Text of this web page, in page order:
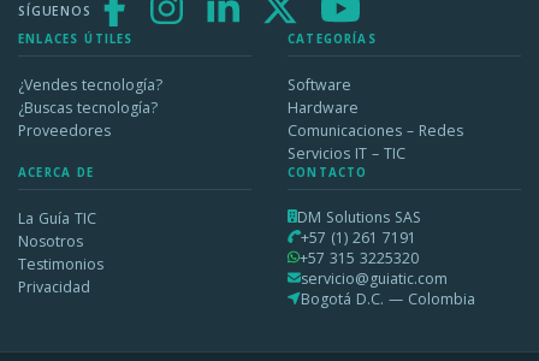
SÍGUENOS
ENLACES ÚTILES
¿Vendes tecnología?
¿Buscas tecnología?
Proveedores
CATEGORÍAS
Software
Hardware
Comunicaciones – Redes
Servicios IT – TIC
ACERCA DE
La Guía TIC
Nosotros
Testimonios
Privacidad
CONTACTO
DM Solutions SAS
+57 (1) 261 7191
+57 315 3225320
servicio@guiatic.com
Bogotá D.C. — Colombia